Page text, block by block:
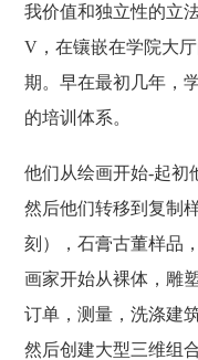
我价值和独立性的立
V，在镶嵌在学院大
期。早在最初几年，
的培训体系。
他们从绘画开始-起初
然后他们转移到复制
刻），石膏古董样品
画家开始从裸体，雕
订单，测量，洗涤建
然后创建大型三维组合